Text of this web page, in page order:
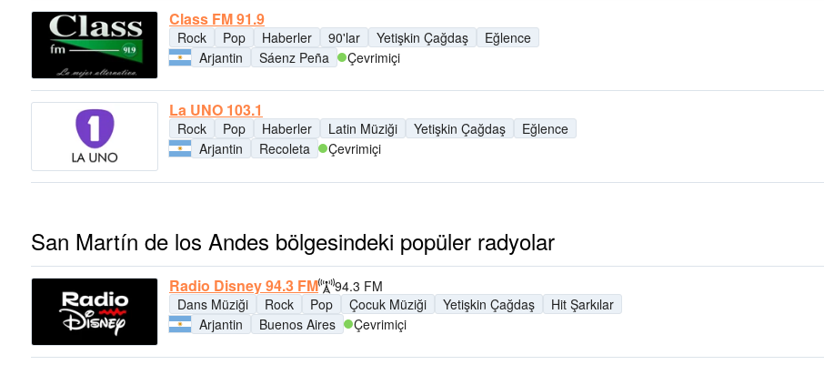
Class FM 91.9
Rock Pop Haberler 90'lar Yetişkin Çağdaş
Eğlence
Arjantin
Sáenz Peña Çevrimiçi
La UNO 103.1
Rock Pop Haberler Latin Müziği Yetişkin Çağdaş
Eğlence
Arjantin
Recoleta Çevrimiçi
San Martín de los Andes bölgesindeki popüler radyolar
Radio Disney 94.3 FM
94.3 FM
Dans Müziği
Rock Pop Çocuk Müziği Yetişkin Çağdaş
Hit Şarkılar
Arjantin
Buenos Aires Çevrimiçi